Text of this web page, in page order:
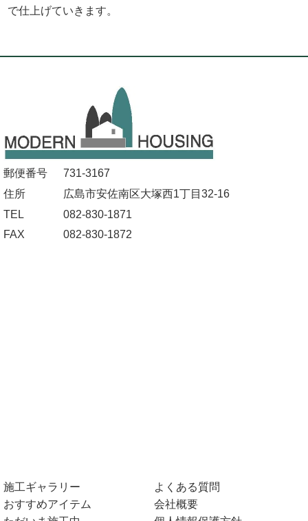
で仕上げていきます。
郵便番号
731-3167
住所
広島市安佐南区大塚西1丁目32-16
TEL
082-830-1871
FAX
082-830-1872
施工ギャラリー
おすすめアイテム
よくある質問
会社概要